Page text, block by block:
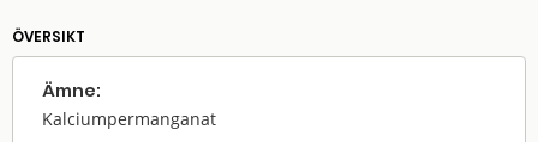
ÖVERSIKT
Ämne:
Kalciumpermanganat